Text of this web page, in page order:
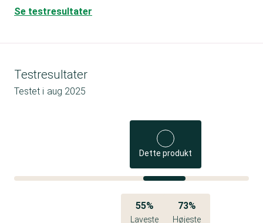
Se testresultater
Testresultater
Testet i aug 2025
Dette produkt
55%
Laveste
73%
Højeste